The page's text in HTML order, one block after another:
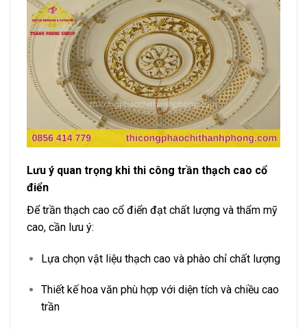
Lưu ý quan trọng khi thi công trần thạch cao cổ
điển
Để trần thạch cao cổ điển đạt chất lượng và thẩm mỹ
cao, cần lưu ý:
Lựa chọn vật liệu thạch cao và phào chỉ chất lượng
Thiết kế hoa văn phù hợp với diện tích và chiều cao
trần